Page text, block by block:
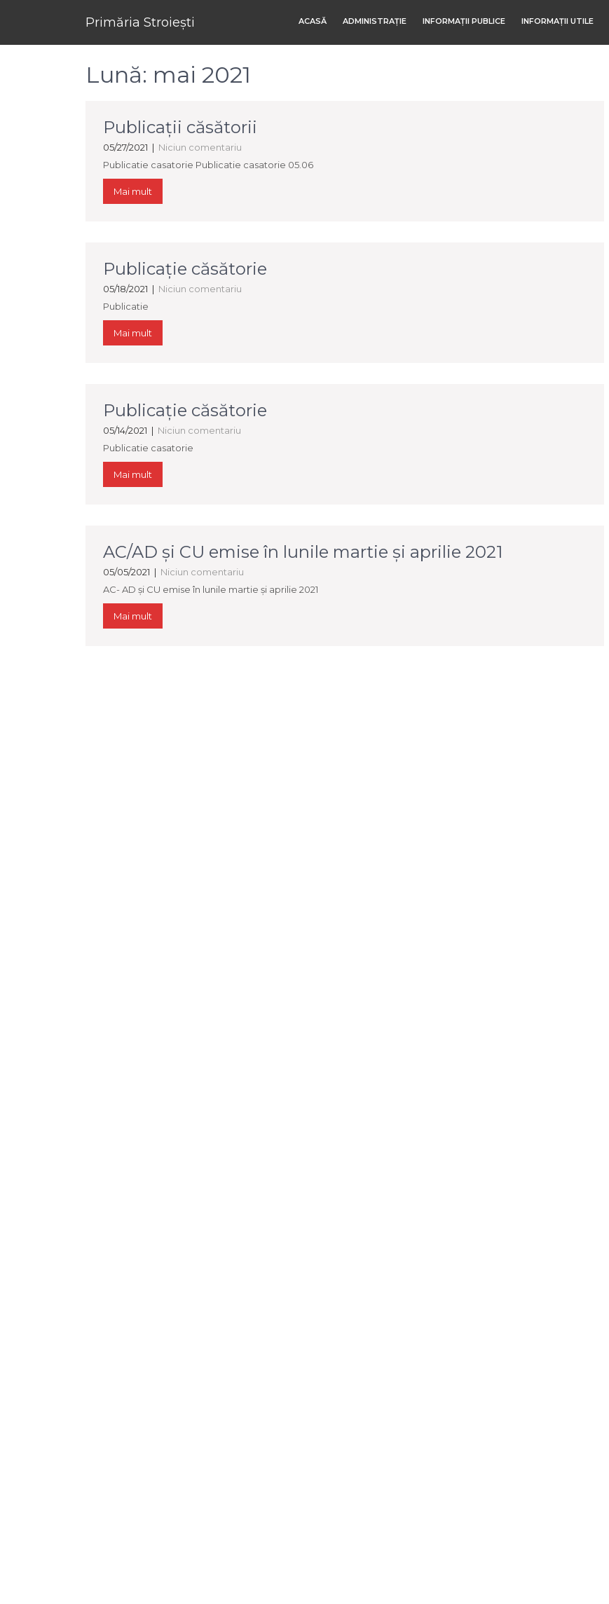
Primăria Stroiești ACASĂ ADMINISTRAȚIE INFORMAȚII PUBLICE INFORMAȚII UTILE
Lună: mai 2021
Publicații căsătorii
05/27/2021 | Niciun comentariu
Publicatie casatorie Publicatie casatorie 05.06
Mai mult
Publicaţie căsătorie
05/18/2021 | Niciun comentariu
Publicatie
Mai mult
Publicaţie căsătorie
05/14/2021 | Niciun comentariu
Publicatie casatorie
Mai mult
AC/AD şi CU emise în lunile martie și aprilie 2021
05/05/2021 | Niciun comentariu
AC- AD şi CU emise în lunile martie și aprilie 2021
Mai mult